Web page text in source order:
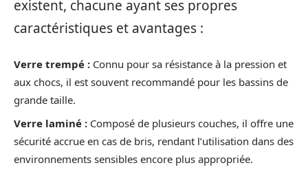
existent, chacune ayant ses propres
caractéristiques et avantages :
Verre trempé : Connu pour sa résistance à la pression et
aux chocs, il est souvent recommandé pour les bassins de
grande taille.
Verre laminé : Composé de plusieurs couches, il offre une
sécurité accrue en cas de bris, rendant l’utilisation dans des
environnements sensibles encore plus appropriée.